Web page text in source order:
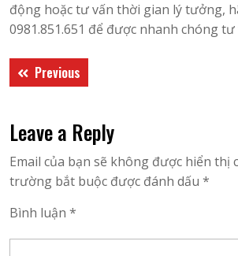
động hoặc tư vấn thời gian lý tưởng,
0981.851.651 để được nhanh chóng tư
Điều
hướng
viết
Previous
post:
Leave a Reply
Email của bạn sẽ không được hiển thị
trường bắt buộc được đánh dấu *
Bình luận *